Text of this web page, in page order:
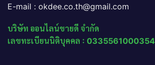
E-mail : okdee.co.th@gmail.com
บริษัท ออนไลน์ขายดี จำกัด
เลขทะเบียนนิติบุคคล : 0335561000354